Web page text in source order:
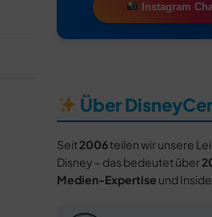
Instagram
Über
Seit 2006teilen wir unsere
Disney – das bedeutet über
Medien-Expertise und